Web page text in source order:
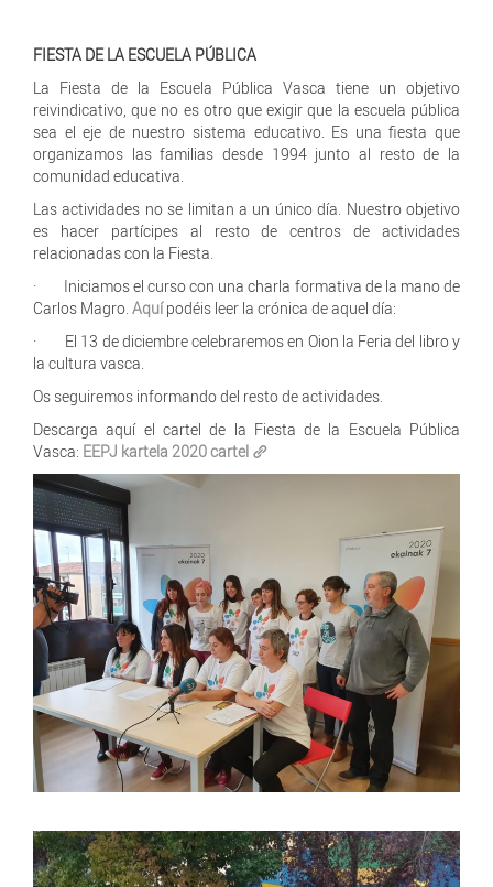
FIESTA DE LA ESCUELA PÚBLICA
La Fiesta de la Escuela Pública Vasca tiene un objetivo
reivindicativo, que no es otro que exigir que la escuela pública
sea el eje de nuestro sistema educativo. Es una fiesta que
organizamos las familias desde 1994 junto al resto de la
comunidad educativa.
Las actividades no se limitan a un único día. Nuestro objetivo
es hacer partícipes al resto de centros de actividades
relacionadas con la Fiesta.
· Iniciamos el curso con una charla formativa de la mano de
Carlos Magro. Aquípodéis leer la crónica de aquel día:
· El 13 de diciembre celebraremos en Oion la Feria del libro y
la cultura vasca.
Os seguiremos informando del resto de actividades.
Descarga aquí el cartel de la Fiesta de la Escuela Pública
Vasca: EEPJ kartela 2020 cartel